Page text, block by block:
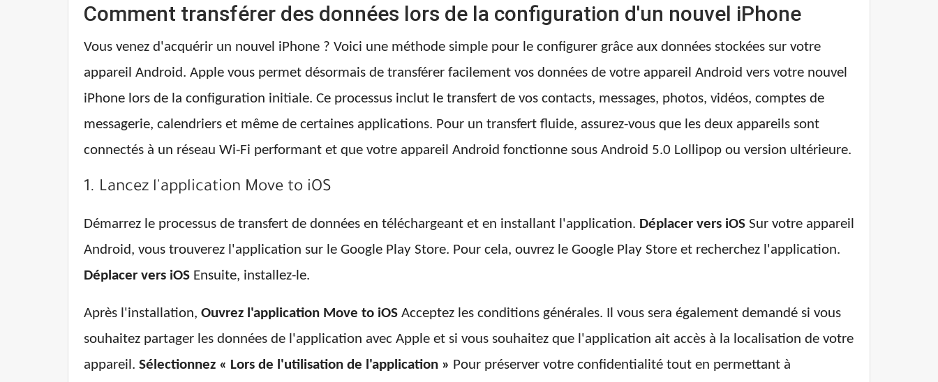
Comment transférer des données lors de la configuration d'un nouvel iPhone
Vous venez d'acquérir un nouvel iPhone ? Voici une méthode simple pour le configurer grâce aux données stockées sur votre
appareil Android. Apple vous permet désormais de transférer facilement vos données de votre appareil Android vers votre nouvel
iPhone lors de la configuration initiale. Ce processus inclut le transfert de vos contacts, messages, photos, vidéos, comptes de
messagerie, calendriers et même de certaines applications. Pour un transfert fluide, assurez-vous que les deux appareils sont
connectés à un réseau Wi-Fi performant et que votre appareil Android fonctionne sous Android 5.0 Lollipop ou version ultérieure.
1. Lancez l'application Move to iOS
Démarrez le processus de transfert de données en téléchargeant et en installant l'application. Déplacer vers iOS Sur votre appareil
Android, vous trouverez l'application sur le Google Play Store. Pour cela, ouvrez le Google Play Store et recherchez l'application.
Déplacer vers iOS Ensuite, installez-le.
Après l'installation, Ouvrez l'application Move to iOS Acceptez les conditions générales. Il vous sera également demandé si vous
souhaitez partager les données de l'application avec Apple et si vous souhaitez que l'application ait accès à la localisation de votre
appareil. Sélectionnez « Lors de l'utilisation de l'application » Pour préserver votre confidentialité tout en permettant à